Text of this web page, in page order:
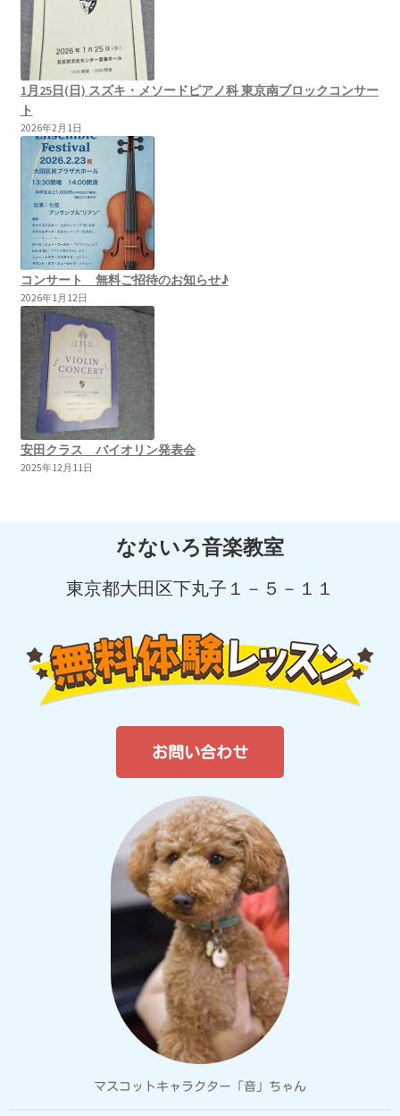
1月25日(日) スズキ・メソードピアノ科 東京南ブロックコンサー
ト
2026年2月1日
コンサート 無料ご招待のお知らせ♪
2026年1月12日
安田クラス バイオリン発表会
2025年12月11日
なないろ音楽教室
東京都大田区下丸子１－５－１１
お問い合わせ
マスコットキャラクター「音」ちゃん